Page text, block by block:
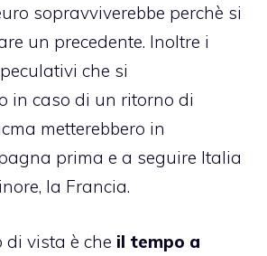
sopravviverebbe perchè si
un precedente. Inoltre i
che si
in caso di un ritorno di
metterebbero in
prima e a seguire Italia
la Francia.
vista è che il tempo a